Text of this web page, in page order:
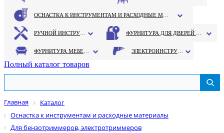
Полный каталог товаров
Главная
Каталог
Оснастка к инструментам и расходные материалы
Для бензотриммеров, электротриммеров